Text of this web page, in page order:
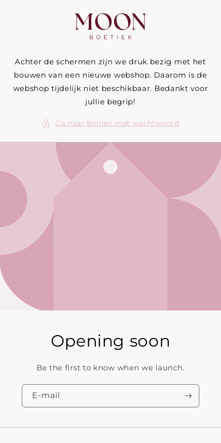
Achter de schermen zijn we druk bezig met het
bouwen van een nieuwe webshop. Daarom is de
webshop tijdelijk niet beschikbaar. Bedankt voor
jullie begrip!
Ga naar binnen met wachtwoord
Opening soon
Be the first to know when we launch.
E‑mail